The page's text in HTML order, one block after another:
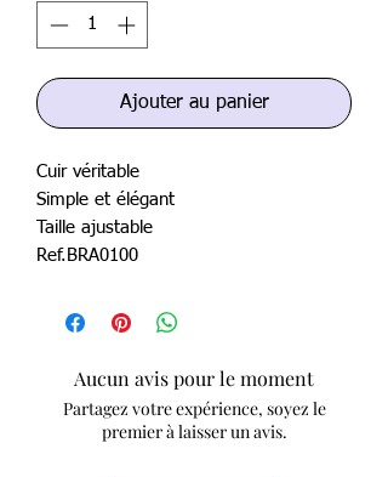
Ajouter au panier
Cuir véritable
Simple et élégant
Taille ajustable
Ref.BRA0100
Aucun avis pour le moment
Partagez votre expérience, soyez le
premier à laisser un avis.